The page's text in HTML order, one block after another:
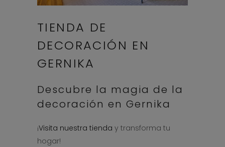
TIENDA DE
DECORACIÓN EN
GERNIKA
Descubre la magia de la
decoración en Gernika
¡Visita nuestra tienda y transforma tu
hogar!